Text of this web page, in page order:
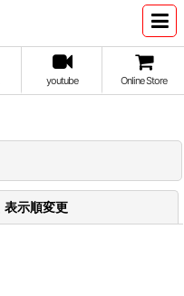
youtube Online Store
表示順変更